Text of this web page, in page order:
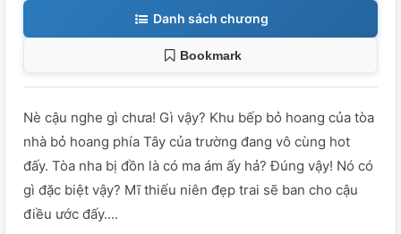
Danh sách chương
Bookmark
Nè cậu nghe gì chưa! Gì vậy? Khu bếp bỏ hoang của tòa
nhà bỏ hoang phía Tây của trường đang vô cùng hot
đấy. Tòa nha bị đồn là có ma ám ấy hả? Đúng vậy! Nó có
gì đặc biệt vậy? Mĩ thiếu niên đẹp trai sẽ ban cho cậu
điều ước đấy....